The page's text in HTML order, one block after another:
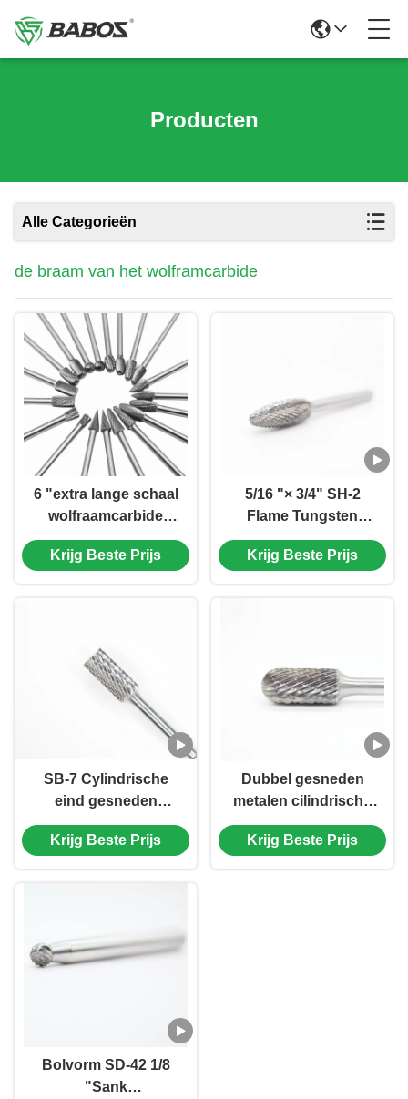
Producten
Alle Categorieën
de braam van het wolframcarbide
6 "extra lange schaal
wolfraamcarbide
roterende boor lange
schaal boor ingesteld
Krijg Beste Prijs
5/16 "× 3/4" SH-2
Flame Tungsten
Carbide Rotary File
1/4 "Shank Flame
Krijg Beste Prijs
SB-7 Cylindrische
eind gesneden
Carbide Burrs 3/4"
Cut Dia 1/4" Shank
Krijg Beste Prijs
Dubbel gesneden
metalen cilindrische
boor-snijder Dubbel
gesneden op 1/4
Krijg Beste Prijs
Bolvorm SD-42 1/8
"Sank